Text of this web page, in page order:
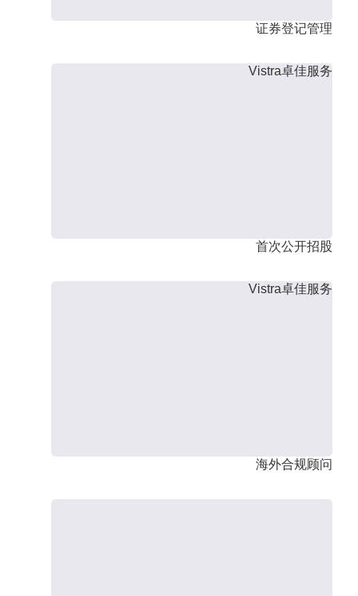
证券登记管理
Vistra卓佳服务
首次公开招股
Vistra卓佳服务
海外合规顾问